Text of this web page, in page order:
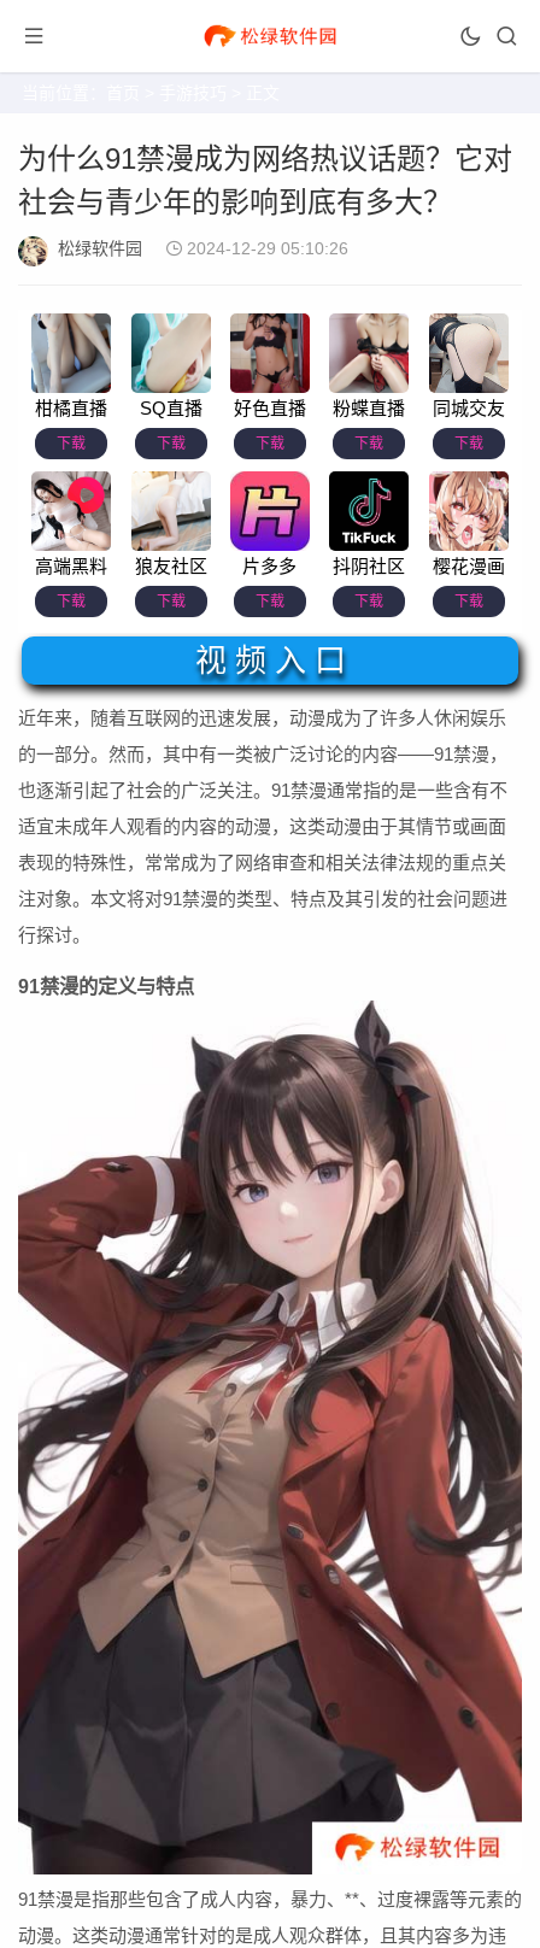
为什么91禁漫成为网络热议话题？它对
社会与青少年的影响到底有多大？
松绿软件园 2024-12-29 05:10:26
柑橘直播
下载
SQ直播
下载
好色直播
下载
粉蝶直播
下载
同城交友
下载
高端黑料
下载
狼友社区
下载
片多多
下载
抖阴社区
下载
樱花漫画
下载
视 频 入 口
近年来，随着互联网的迅速发展，动漫成为了许多人休闲娱乐
的一部分。然而，其中有一类被广泛讨论的内容——91禁漫，
也逐渐引起了社会的广泛关注。91禁漫通常指的是一些含有不
适宜未成年人观看的内容的动漫，这类动漫由于其情节或画面
表现的特殊性，常常成为了网络审查和相关法律法规的重点关
注对象。本文将对91禁漫的类型、特点及其引发的社会问题进
行探讨。
91禁漫的定义与特点
91禁漫是指那些包含了成人内容，暴力、**、过度裸露等元素的
动漫。这类动漫通常针对的是成人观众群体，且其内容多为违